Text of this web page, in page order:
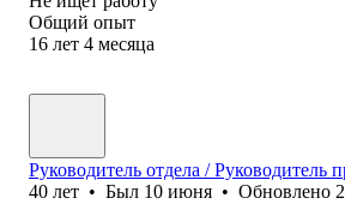
Общий опыт
16 лет 4 месяца
Руководитель отдела / Руководитель
40 лет • Был 10 июня • Обновлено